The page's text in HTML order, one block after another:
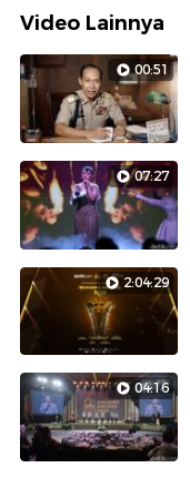
Video Lainnya
00:51
07:27
2:04:29
04:16